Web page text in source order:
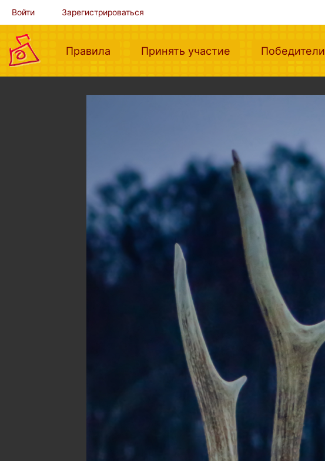
Войти Зарегистрироваться
Правила (current)Принять участие (current)Победители